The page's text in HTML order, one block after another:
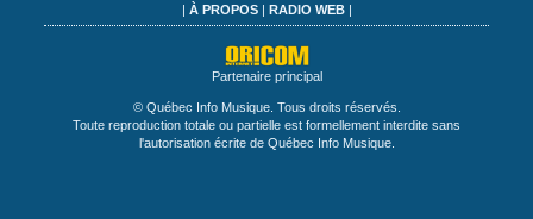
| À PROPOS| RADIO WEB|
Partenaire principal
© Québec Info Musique. Tous droits réservés.
Toute reproduction totale ou partielle est formellement interdite sans
l'autorisation écrite de Québec Info Musique.